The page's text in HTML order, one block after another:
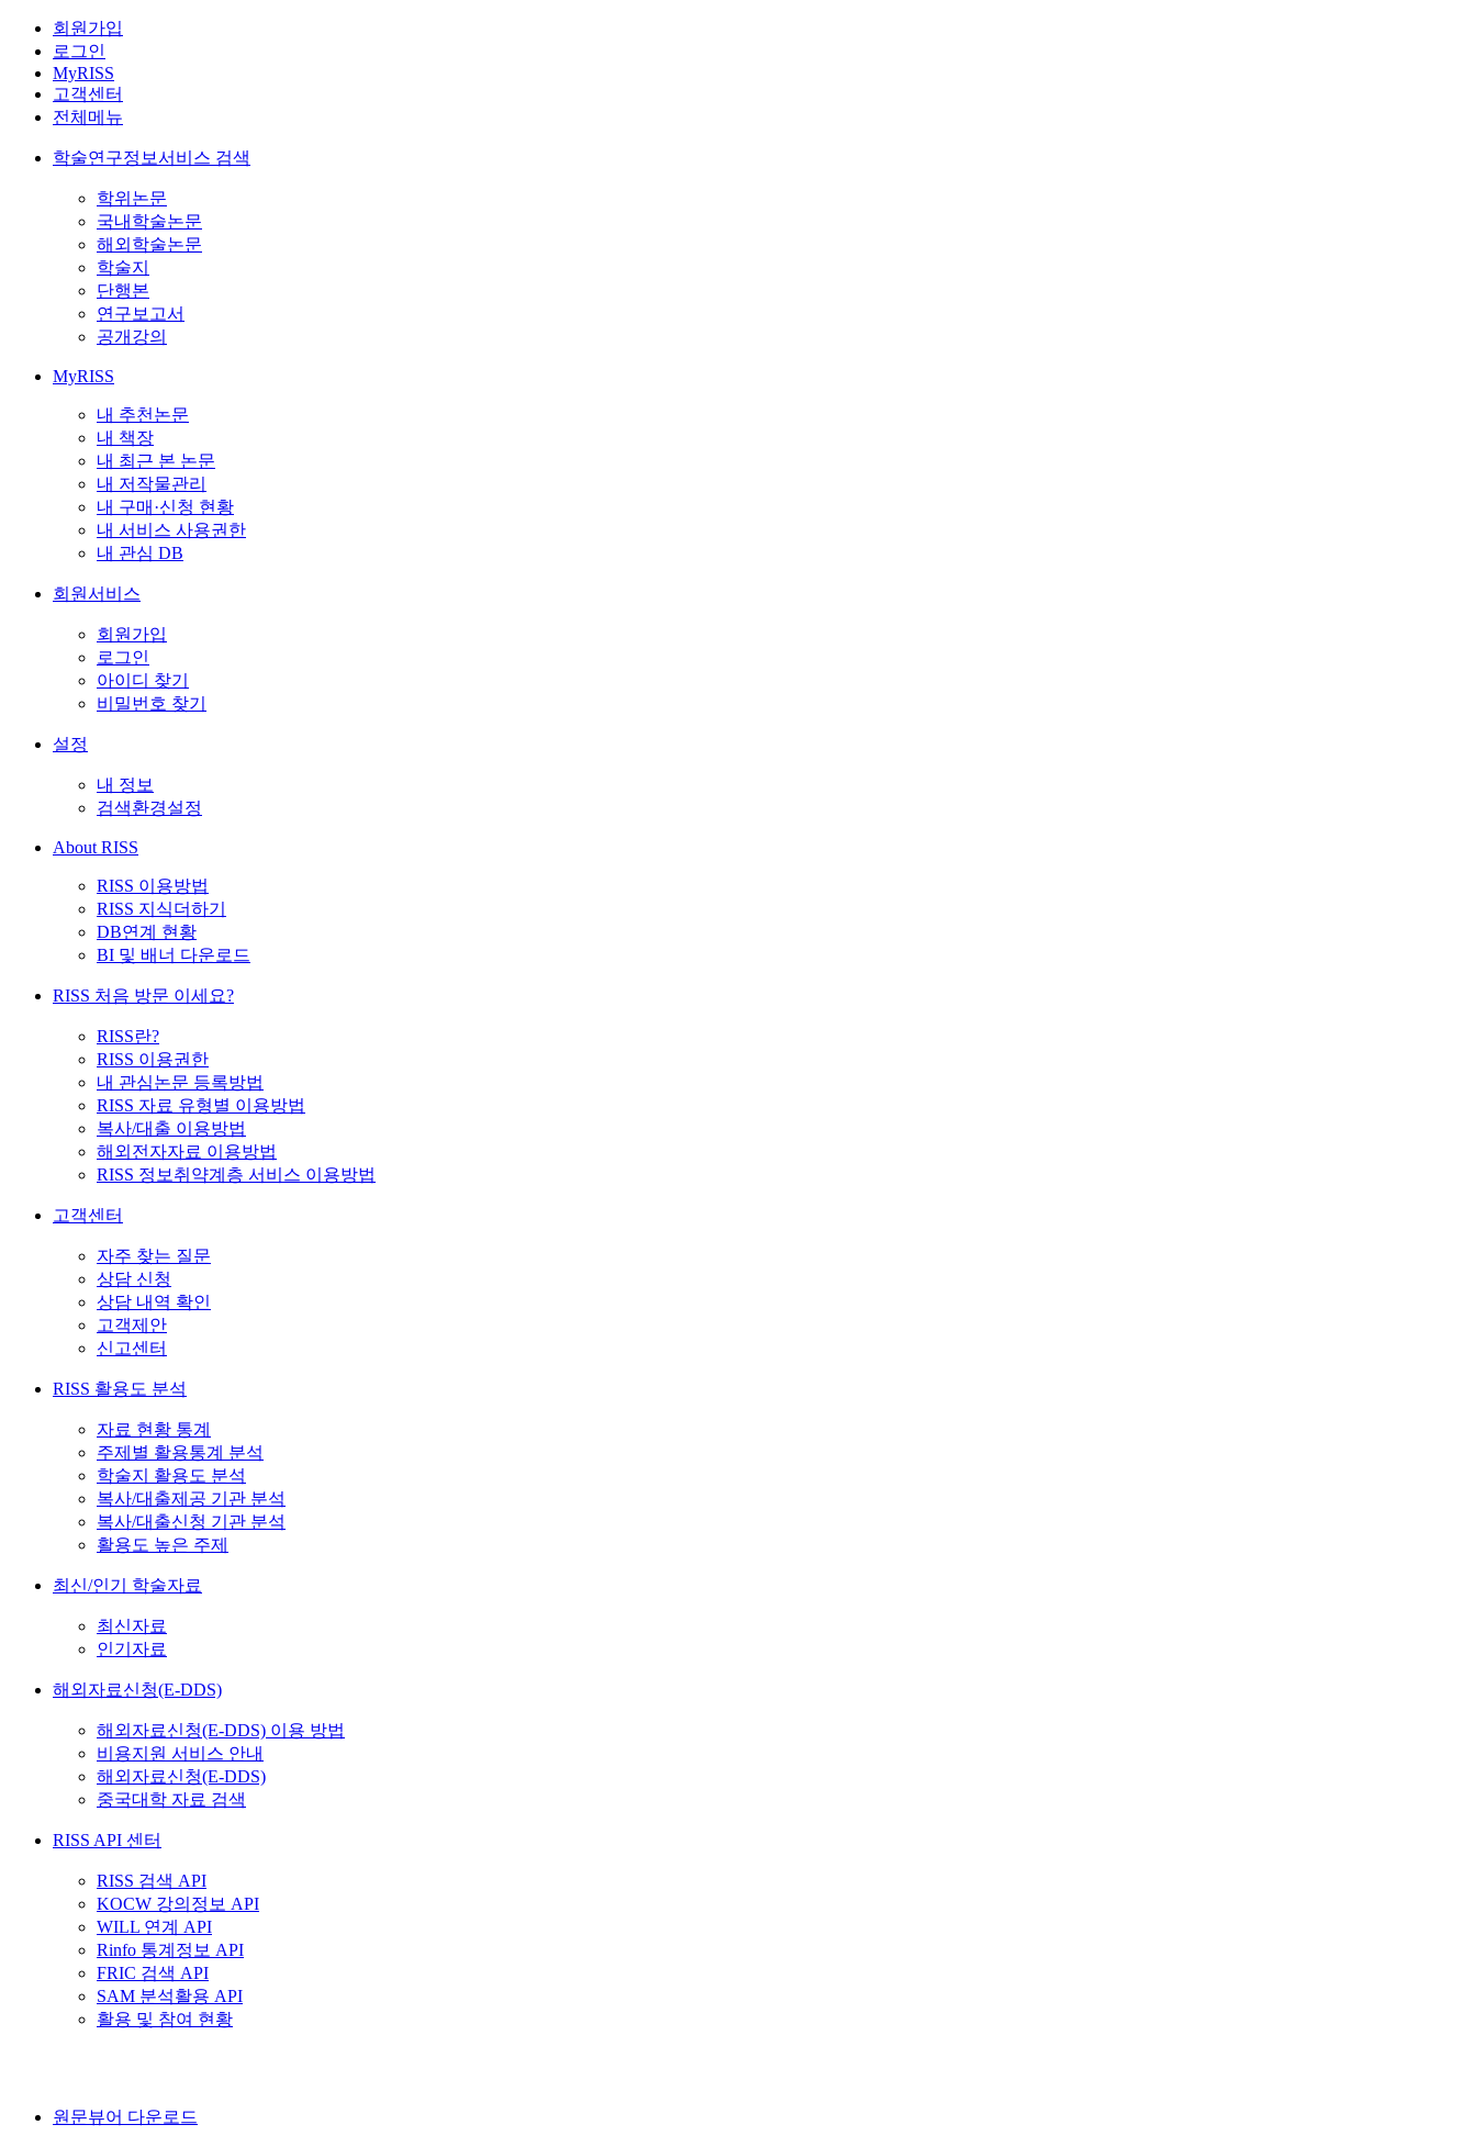
회원가입
로그인
MyRISS
고객센터
전체메뉴
학술연구정보서비스 검색
학위논문
국내학술논문
해외학술논문
학술지
단행본
연구보고서
공개강의
MyRISS
내 추천논문
내 책장
내 최근 본 논문
내 저작물관리
내 구매·신청 현황
내 서비스 사용권한
내 관심 DB
회원서비스
회원가입
로그인
아이디 찾기
비밀번호 찾기
설정
내 정보
검색환경설정
About RISS
RISS 이용방법
RISS 지식더하기
DB연계 현황
BI 및 배너 다운로드
RISS 처음 방문 이세요?
RISS란?
RISS 이용권한
내 관심논문 등록방법
RISS 자료 유형별 이용방법
복사/대출 이용방법
해외전자자료 이용방법
RISS 정보취약계층 서비스 이용방법
고객센터
자주 찾는 질문
상담 신청
상담 내역 확인
고객제안
신고센터
RISS 활용도 분석
자료 현황 통계
주제별 활용통계 분석
학술지 활용도 분석
복사/대출제공 기관 분석
복사/대출신청 기관 분석
활용도 높은 주제
최신/인기 학술자료
최신자료
인기자료
해외자료신청(E-DDS)
해외자료신청(E-DDS) 이용 방법
비용지원 서비스 안내
해외자료신청(E-DDS)
중국대학 자료 검색
RISS API 센터
RISS 검색 API
KOCW 강의정보 API
WILL 연계 API
Rinfo 통계정보 API
FRIC 검색 API
SAM 분석활용 API
활용 및 참여 현황
원문뷰어 다운로드